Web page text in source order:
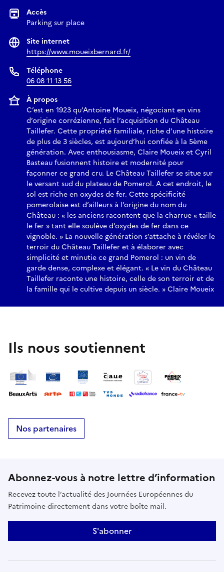
Accès
Parking sur place
Site internet
https://www.moueixbernard.fr/
Téléphone
06 08 11 13 56
À propos
C’est en 1923 qu’Antoine Moueix, négociant en vins
d’origine corrézienne, fait l’acquisition du Château
Taillefer. Cette propriété familiale, riche d’une histoire
de plus de 3 siècles, est aujourd’hui confiée à la 5ème
génération. Avec enthousiasme, Claire Moueix et Cyril
Basteau fusionnent histoire et modernité pour
façonner ce grand cru. Le Château Taillefer se situe sur
le versant sud du plateau de Pomerol. A cet endroit, le
sol est riche en oxydes de fer. Cette spécificité
pomerolaise est d’ailleurs à l’origine du nom du
Château : « les anciens racontent que la charrue « taille
le fer » tant elle soulève d’oxydes de fer dans ce
vignoble. » La nouvelle génération s’attache à révéler le
terroir du Château Taillefer et à élaborer avec
simplicité et minutie ce grand Pomerol : un vin de
garde dense, complexe et élégant. « Le vin du Château
Taillefer raconte une histoire, celle de son terroir et de
la famille qui le cultive depuis un siècle. » Claire Moueix
Ils nous soutiennent
Nos partenaires
Abonnez-vous à notre lettre d’information
Recevez toute l’actualité des Journées Européennes du
Patrimoine directement dans votre boîte mail.
S'abonner